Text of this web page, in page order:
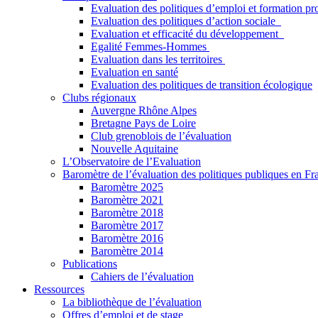
Evaluation des politiques d’emploi et formation
Evaluation des politiques d’action sociale
Evaluation et efficacité du développement
Egalité Femmes-Hommes
Evaluation dans les territoires
Evaluation en santé
Evaluation des politiques de transition écologique
Clubs régionaux
Auvergne Rhône Alpes
Bretagne Pays de Loire
Club grenoblois de l’évaluation
Nouvelle Aquitaine
L’Observatoire de l’Evaluation
Baromètre de l’évaluation des politiques publiques en
Baromètre 2025
Baromètre 2021
Baromètre 2018
Baromètre 2017
Baromètre 2016
Baromètre 2014
Publications
Cahiers de l’évaluation
Ressources
La bibliothèque de l’évaluation
Offres d’emploi et de stage